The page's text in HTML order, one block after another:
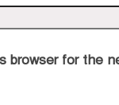
browser for the